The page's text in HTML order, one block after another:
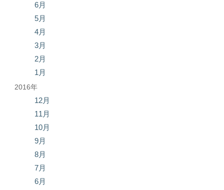
6月
5月
4月
3月
2月
1月
2016年
12月
11月
10月
9月
8月
7月
6月